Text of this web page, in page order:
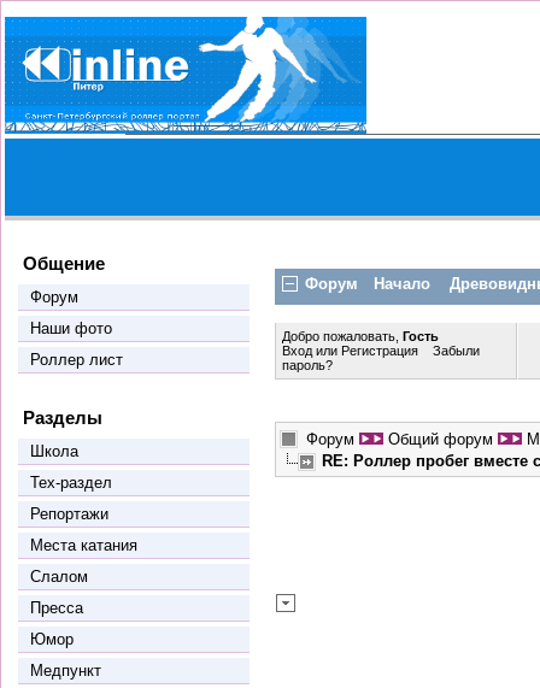
Общение
Форум
Наши фото
Роллер лист
Разделы
Школа
Тех-раздел
Репортажи
Места катания
Слалом
Пресса
Юмор
Медпункт
Форум Начало
Добро пожаловать,Гость
Входили Регистрация
Забыли
пароль?
Форум Общий форум
RE: Роллер пробег